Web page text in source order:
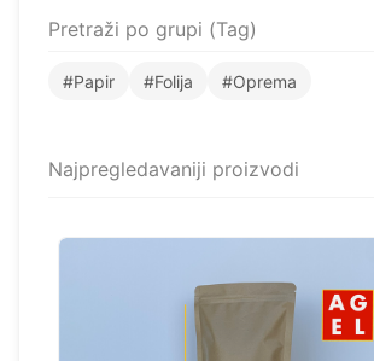
Pretraži po grupi (Tag)
#Papir #Folija #Oprema
Najpregledavaniji proizvodi